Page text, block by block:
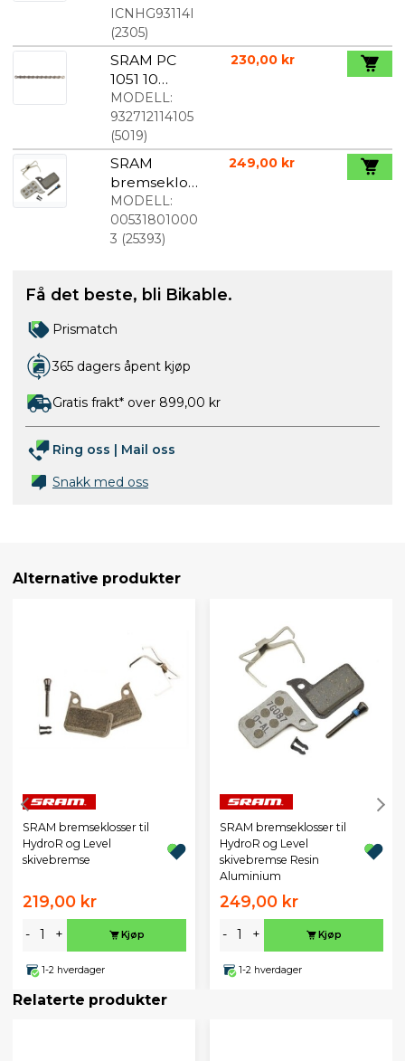
ICNHG93114I
(2305)
SRAM PC
1051 10
speed
kjede
MODELL:
932712114105
(5019)
230,00 kr
SRAM
bremseklos
ser til
HydroR og
Level
Aluminium
MODELL:
00531801000
3 (25393)
249,00 kr
Få det beste, bli Bikable.
Prismatch
365 dagers åpent kjøp
Gratis frakt* over 899,00 kr
Ring oss | Mail oss
Snakk med oss
Alternative produkter
SRAM bremseklosser til
HydroR og Level
skivebremse
219,00 kr
- + Kjøp
1-2 hverdager
SRAM bremseklosser til
HydroR og Level
skivebremse Resin
Aluminium
249,00 kr
- + Kjøp
1-2 hverdager
Relaterte produkter